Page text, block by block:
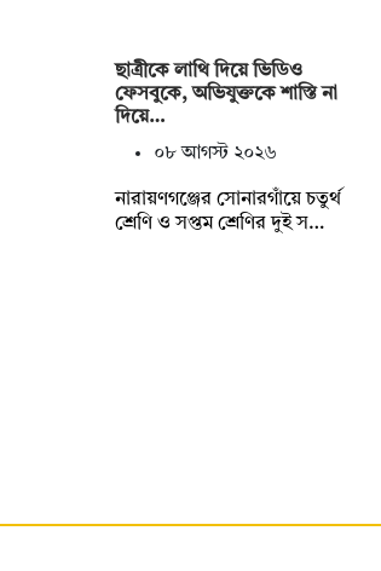
ছাত্রীকে লাথি দিয়ে ভিডিও
ফেসবুকে, অভিযুক্তকে শাস্তি না
দিয়ে…
০৮ আগস্ট ২০২৬
নারায়ণগঞ্জের সোনারগাঁয়ে চতুর্থ
শ্রেণি ও সপ্তম শ্রেণির দুই স…